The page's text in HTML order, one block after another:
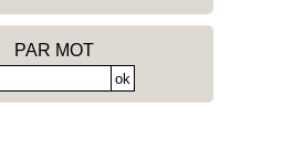
PAR MOT